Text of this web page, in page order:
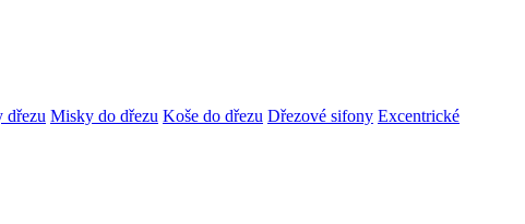
dřezu Misky do dřezu Koše do dřezu Dřezové sifony Excentrické